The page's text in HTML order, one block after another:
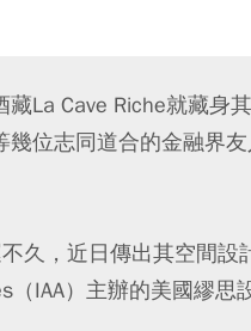
La Cave Riche就藏身
位志同道合的金融界
久，近日傳出其空間設
IAA）主辦的美國繆思